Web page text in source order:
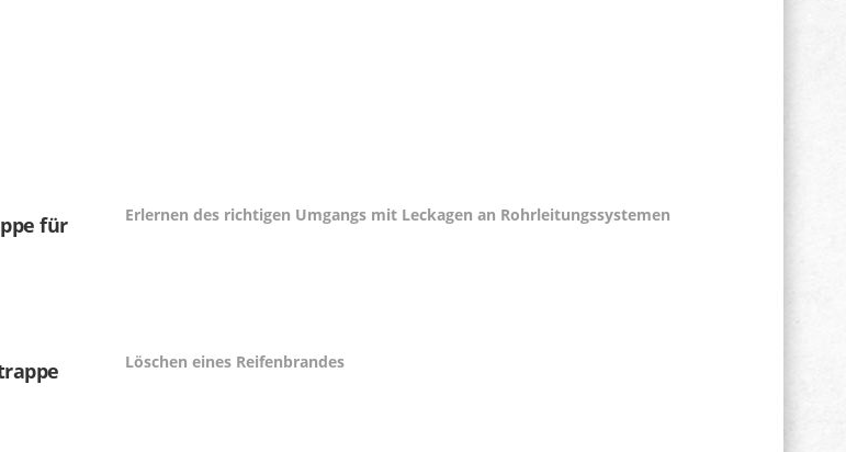
für Erlernen des richtigen Umgangs mit Leckagen an Rohrleitungssystemen
Löschen eines Reifenbrandes